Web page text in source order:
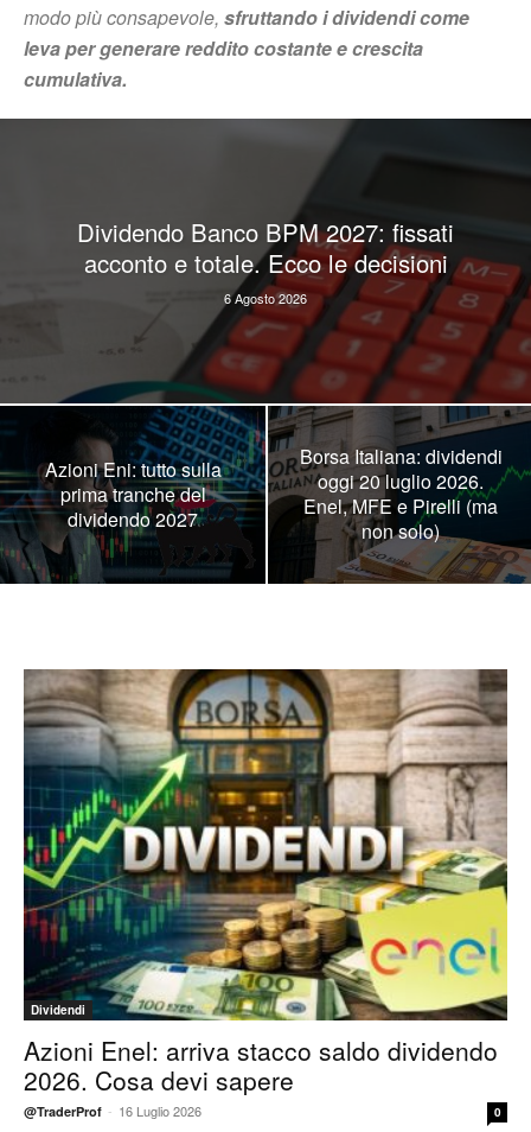
modo più consapevole, sfruttando i dividendi come
leva per generare reddito costante e crescita
cumulativa.
Dividendo Banco BPM 2027: fissati
acconto e totale. Ecco le decisioni
6 Agosto 2026
Azioni Eni: tutto sulla
prima tranche del
dividendo 2027
Borsa Italiana: dividendi
oggi 20 luglio 2026.
Enel, MFE e Pirelli (ma
non solo)
Dividendi
Azioni Enel: arriva stacco saldo dividendo
2026. Cosa devi sapere
@TraderProf - 16 Luglio 2026 0